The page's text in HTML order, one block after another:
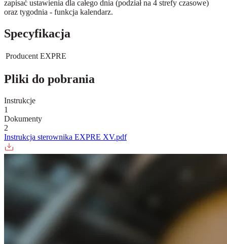
zapisać ustawienia dla całego dnia (podział na 4 strefy czasowe)
oraz tygodnia - funkcja kalendarz.
Specyfikacja
Producent EXPRE
Pliki do pobrania
Instrukcje
1
Dokumenty
2
Instrukcja sterownika EXPRE XV.pdf